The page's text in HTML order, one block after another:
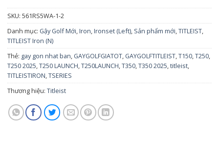
SKU: 561RS5WA-1-2
Danh mục: Gậy Golf Mới,Iron,Ironset (Left), Sản phẩm mới,TITLEIST,
TITLEIST Iron (N)
Thẻ: gay gon nhat ban, GAYGOLFGIATOT, GAYGOLFTITLEIST,T150,T250,
T250 2025,T250 LAUNCH,T250LAUNCH,T350,T350 2025,titleist,
TITLEISTIRON,TSERIES
Thương hiệu: Titleist